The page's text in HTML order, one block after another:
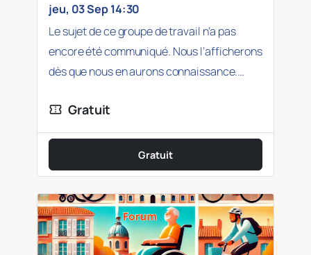
jeu, 03 Sep 14:30
Le sujet de ce groupe de travail n’a pas
encore été communiqué. Nous l’afficherons
dès que nous en aurons connaissance.…
confirmation_number Gratuit
Gratuit